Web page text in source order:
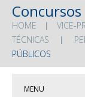
HOME
VICE-
TÉCNICAS
PÚBLICOS
MENU